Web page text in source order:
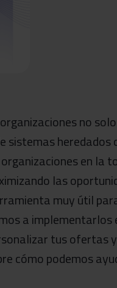
no
heredados
en la
las
muy útil
a implementarlos
tus ofertas
cómo podemos